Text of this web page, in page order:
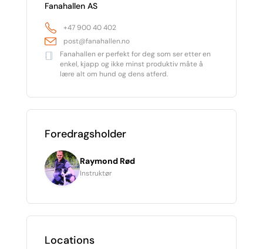
Fanahallen AS
+47 900 40 402
post@fanahallen.no
Fanahallen er perfekt for deg som ser etter en
enkel, kjapp og ikke minst produktiv måte å
lære alt om hund og dens atferd.
Foredragsholder
Raymond Rød
Instruktør
Locations